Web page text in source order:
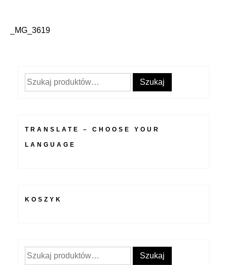
Nawigacja
_MG_3619
Szukaj: Szukaj
TRANSLATE – CHOOSE YOUR
LANGUAGE
KOSZYK
Szukaj: Szukaj